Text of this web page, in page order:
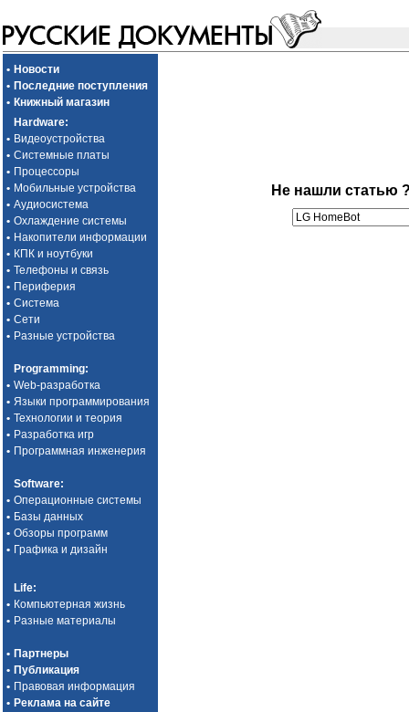
• Новости
• Последние поступления
• Книжный магазин
Hardware:
• Видеоустройства
• Системные платы
• Процессоры
• Мобильные устройства
• Аудиосистема
• Охлаждение системы
• Накопители информации
• КПК и ноутбуки
• Телефоны и связь
• Периферия
• Система
• Сети
• Разные устройства
Programming:
• Web-разработка
• Языки программирования
• Технологии и теория
• Разработка игр
• Программная инженерия
Software:
• Операционные системы
• Базы данных
• Обзоры программ
• Графика и дизайн
Life:
• Компьютерная жизнь
• Разные материалы
• Партнеры
• Публикация
• Правовая информация
• Реклама на сайте
Не нашли статью